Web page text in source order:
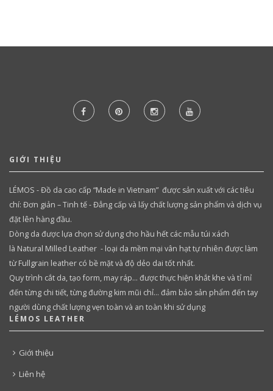
GIỚI THIỆU
LÉMOS - Đồ da cao cấp “Made in Vietnam” được sản xuất với các tiêu
chí: Đơn giản – Tinh tế - Đẳng cấp và lấy chất lượng sản phẩm và dịch vụ
đặt lên hàng đầu.
Dòng da được lựa chọn sử dụng cho hầu hết các mẫu túi xách
là Natural Milled Leather - loại da mềm mại vân hạt tự nhiên được làm
từ Fullgrain leather có bề mặt và độ dẻo dai tốt nhất.
Quy trình cắt da, tạo form, may ráp… được thực hiện khắt khe và tỉ mỉ
đến từng chi tiết, từng đường kim mũi chỉ… đảm bảo sản phẩm đến tay
người dùng chất lượng vẹn toàn và an toàn khi sử dụng
LÉMOS LEATHER
Giới thiệu
Liên hệ